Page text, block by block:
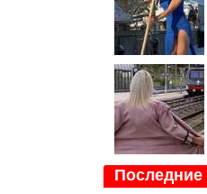
Последние